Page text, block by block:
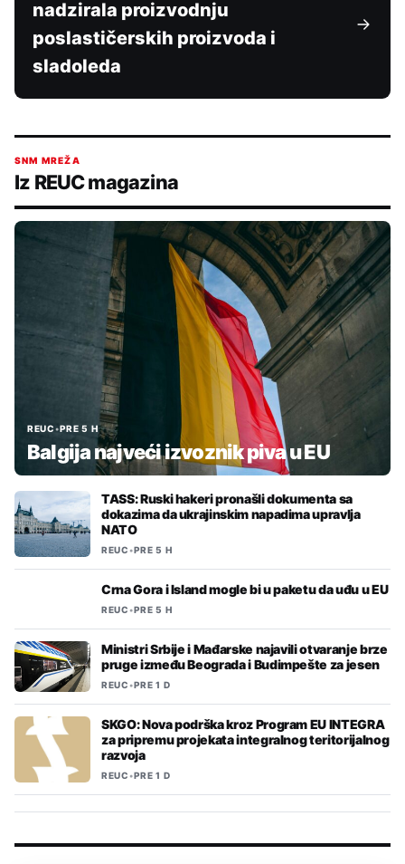
nadzirala proizvodnju
poslastičerskih proizvoda i
sladoleda
SNM MREŽA
Iz REUC magazina
REUC•PRE 5 H
Balgija najveći izvoznik piva u EU
TASS: Ruski hakeri pronašli dokumenta sa
dokazima da ukrajinskim napadima upravlja
NATO
REUC•PRE 5 H
Crna Gora i Island mogle bi u paketu da uđu u EU
REUC•PRE 5 H
Ministri Srbije i Mađarske najavili otvaranje brze
pruge između Beograda i Budimpešte za jesen
REUC•PRE 1 D
SKGO: Nova podrška kroz Program EU INTEGRA
za pripremu projekata integralnog teritorijalnog
razvoja
REUC•PRE 1 D